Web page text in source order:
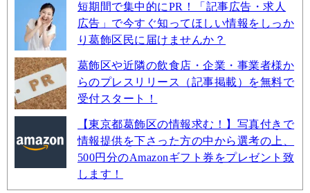
短期間で集中的にPR！「記事広告・求人
広告」で今すぐ知ってほしい情報をしっか
り葛飾区民に届けませんか？
葛飾区や近隣の飲食店・企業・事業者様か
らのプレスリリース（記事掲載）を無料で
受付スタート！
【東京都葛飾区の情報求む！】写真付きで
情報提供を下さった方の中から選考の上、
500円分のAmazonギフト券をプレゼント致
します！